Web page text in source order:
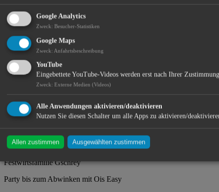
Sa 19:30 Uhr
Festwirtsfamilie Gschrey
Party bis zum Abwinken mit Ois Easy
Google Analytics
Zweck: Besucher-Statistiken
Google Maps
Zweck: Anfahrtsbeschreibung
YouTube
Eingebettete YouTube-Videos werden erst nach Ihrer
Zweck: Externe Medien (Videos)
Alle Anwendungen aktivieren/deaktivieren
Nutzen Sie diesen Schalter um alle Apps zu aktivieren/
Allen zustimmen Ausgewählten zustimmen